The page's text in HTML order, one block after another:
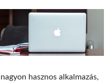
hasznos alkalmazás,